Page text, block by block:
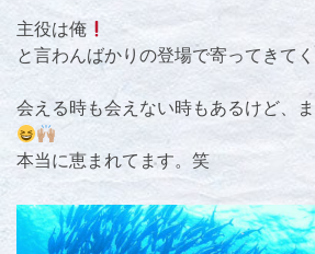
主役は俺
と言わんばかりの登場で寄ってきて
会える時も会えない時もあるけど、
本当に恵まれてます。笑